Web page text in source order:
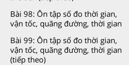
Bài 98: Ôn tập số đo thời gian,
vận tốc, quãng đường, thời gian
Bài 99: Ôn tập số đo thời gian,
vận tốc, quãng đường, thời gian
(tiếp theo)